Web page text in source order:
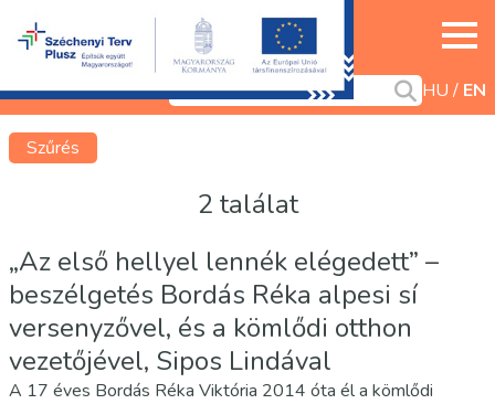
HU EN
Szűrés
2 találat
„Az első hellyel lennék elégedett” –
beszélgetés Bordás Réka alpesi sí
versenyzővel, és a kömlődi otthon
vezetőjével, Sipos Lindával
A 17 éves Bordás Réka Viktória 2014 óta él a kömlődi